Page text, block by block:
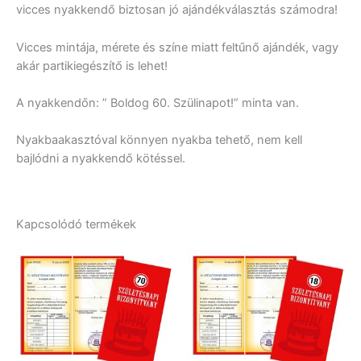
vicces nyakkendő biztosan jó ajándékválasztás számodra!
Vicces mintája, mérete és színe miatt feltűnő ajándék, vagy
akár partikiegészítő is lehet!
A nyakkendőn: ” Boldog 60. Szülinapot!” minta van.
Nyakbaakasztóval könnyen nyakba tehető, nem kell
bajlódni a nyakkendő kötéssel.
Kapcsolódó termékek